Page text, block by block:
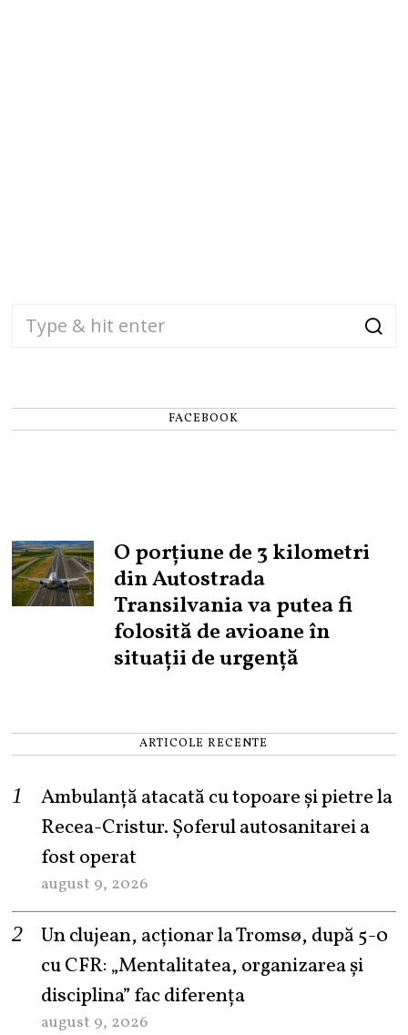
FACEBOOK
O porțiune de 3 kilometri
din Autostrada
Transilvania va putea fi
folosită de avioane în
situații de urgență
ARTICOLE RECENTE
Ambulanță atacată cu topoare și pietre la
Recea-Cristur. Șoferul autosanitarei a
fost operat
august 9, 2026
Un clujean, acționar la Tromsø, după 5-0
cu CFR: „Mentalitatea, organizarea și
disciplina” fac diferența
august 9, 2026